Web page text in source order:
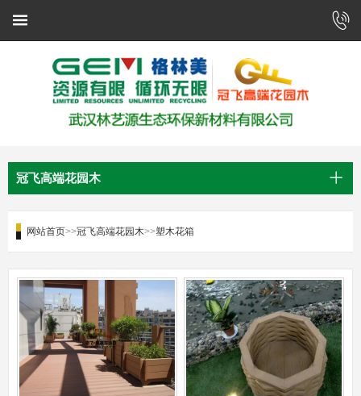
冠飞高端花园木
网站首页>>冠飞高端花园木>>塑木花箱